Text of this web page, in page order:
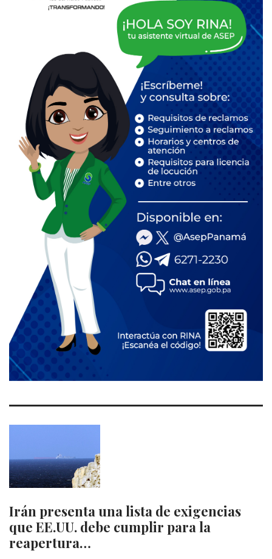
Irán presenta una lista de exigencias
que EE.UU. debe cumplir para la
reapertura…